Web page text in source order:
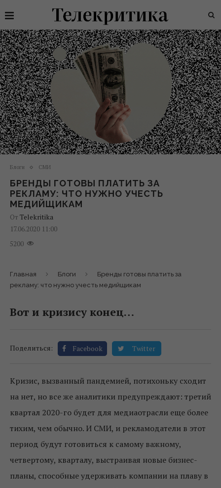
Блоги СМИ
БРЕНДЫ ГОТОВЫ ПЛАТИТЬ ЗА
РЕКЛАМУ: ЧТО НУЖНО УЧЕСТЬ
МЕДИЙЩИКАМ
От Telekritika
17.06.2020 11:00
5200
Главная Блоги
Бренды готовы платить за
рекламу: что нужно учесть медийщикам
Вот и кризису конец…
Поделиться: Facebook Twitter
Кризис, вызванный пандемией, потихоньку сходит
на нет, но все же аналитики предупреждают: третий
квартал 2020-го будет для медиаотрасли еще более
тихим, чем обычно. И СМИ, и рекламодатели в этот
период будут готовиться к самому важному,
четвертому, кварталу, выстраивая новые бизнес-
планы, способные удерживать компании на плаву в